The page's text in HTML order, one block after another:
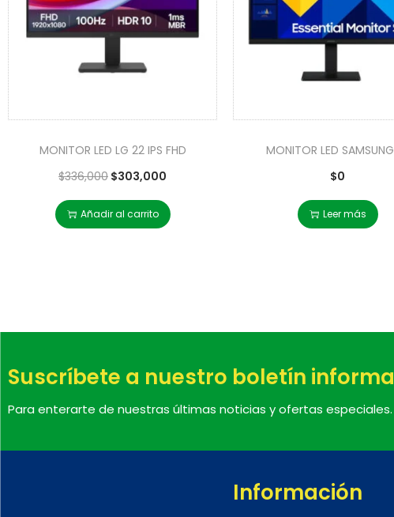
MONITOR LED LG 22 IPS FHD
$336,000 $303,000
Añadir al carrito
MONITOR LED
$0
Leer más
Suscríbete a nuestro boletín
Para enterarte de nuestras últimas noticias y ofertas especiales.
Información